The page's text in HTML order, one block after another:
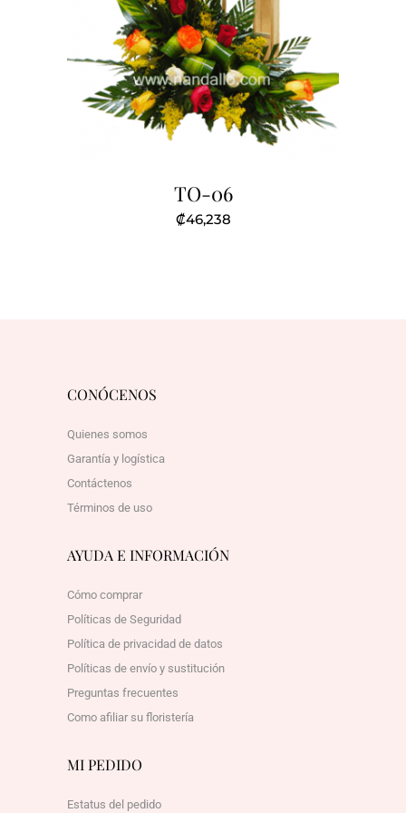
TO-06
₡46,238
CONÓCENOS
Quienes somos
Garantía y logística
Contáctenos
Términos de uso
AYUDA E INFORMACIÓN
Cómo comprar
Políticas de Seguridad
Política de privacidad de datos
Políticas de envío y sustitución
Preguntas frecuentes
Como afiliar su floristería
MI PEDIDO
Estatus del pedido